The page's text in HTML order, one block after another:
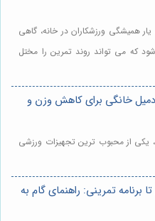
همیشگی ورزشکاران در خانه، گاهی
که می تواند روند تمرین را مختل
خانگی برای کاهش وزن و
، یکی از محبوب ترین تجهیزات ورزشی
برنامه تمرینی: راهنمای گام به